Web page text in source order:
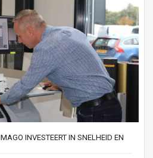
INVESTEERT IN SNELHEID EN